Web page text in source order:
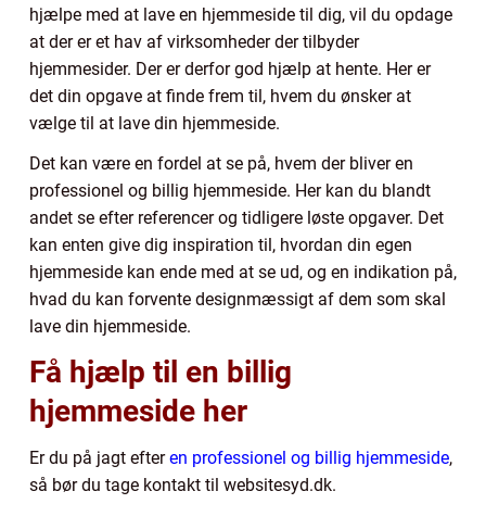
hjælpe med at lave en hjemmeside til dig, vil du opdage
at der er et hav af virksomheder der tilbyder
hjemmesider. Der er derfor god hjælp at hente. Her er
det din opgave at finde frem til, hvem du ønsker at
vælge til at lave din hjemmeside.
Det kan være en fordel at se på, hvem der bliver en
professionel og billig hjemmeside. Her kan du blandt
andet se efter referencer og tidligere løste opgaver. Det
kan enten give dig inspiration til, hvordan din egen
hjemmeside kan ende med at se ud, og en indikation på,
hvad du kan forvente designmæssigt af dem som skal
lave din hjemmeside.
Få hjælp til en billig
hjemmeside her
Er du på jagt efteren professionel og billig hjemmeside,
så bør du tage kontakt til websitesyd.dk.